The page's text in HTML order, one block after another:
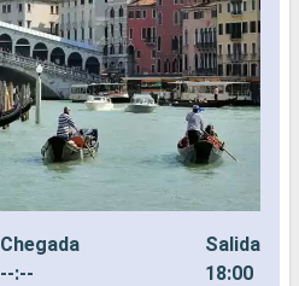
Chegada
--:--
Salida
18:00